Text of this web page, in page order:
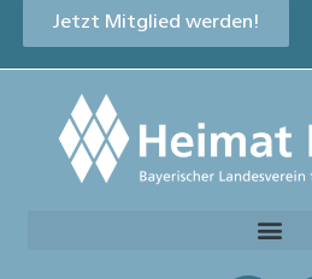
Jetzt Mitglied werden!